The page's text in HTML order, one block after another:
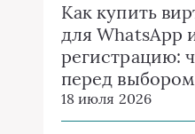
Как купить
для WhatsApp
регистрацию:
перед
18 июля 2026